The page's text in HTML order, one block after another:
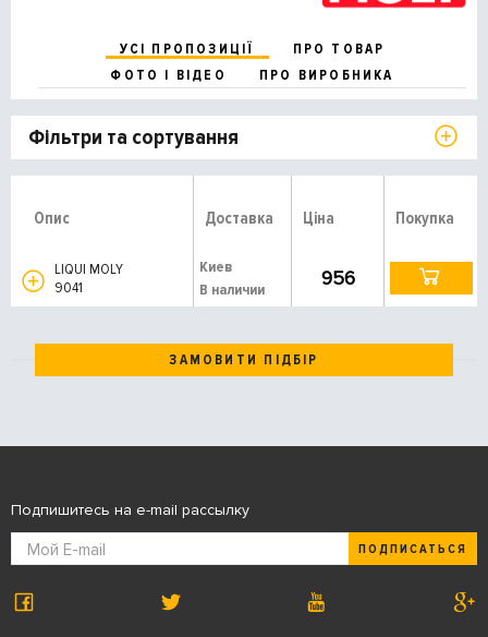
УСІ ПРОПОЗИЦІЇ
ПРО ТОВАР
ФОТО І ВІДЕО
ПРО ВИРОБНИКА
Фільтри та сортування
Опис Доставка Ціна Покупка
LIQUI MOLY
9041
Киев
В наличии
956
ЗАМОВИТИ ПІДБІР
Подпишитесь на e-mail рассылку
ПОДПИСАТЬСЯ